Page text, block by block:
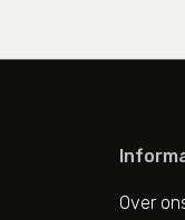
Over